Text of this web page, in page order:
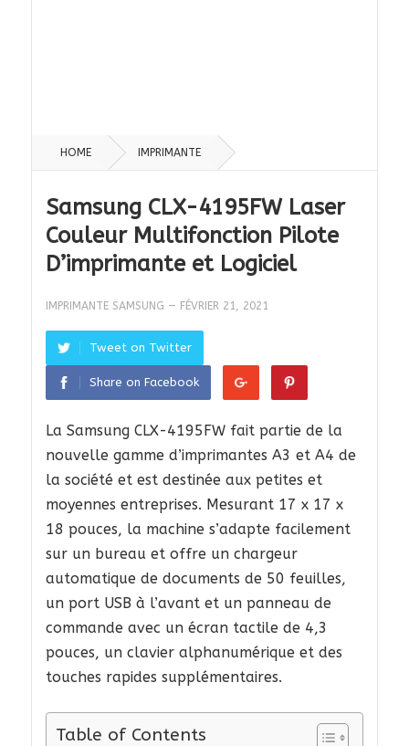
HOME IMPRIMANTE
Samsung CLX-4195FW Laser
Couleur Multifonction Pilote
D’imprimante et Logiciel
IMPRIMANTE SAMSUNG — FÉVRIER 21, 2021
Tweet on Twitter
Share on Facebook
La Samsung CLX-4195FW fait partie de la
nouvelle gamme d’imprimantes A3 et A4 de
la société et est destinée aux petites et
moyennes entreprises. Mesurant 17 x 17 x
18 pouces, la machine s’adapte facilement
sur un bureau et offre un chargeur
automatique de documents de 50 feuilles,
un port USB à l’avant et un panneau de
commande avec un écran tactile de 4,3
pouces, un clavier alphanumérique et des
touches rapides supplémentaires.
Table of Contents